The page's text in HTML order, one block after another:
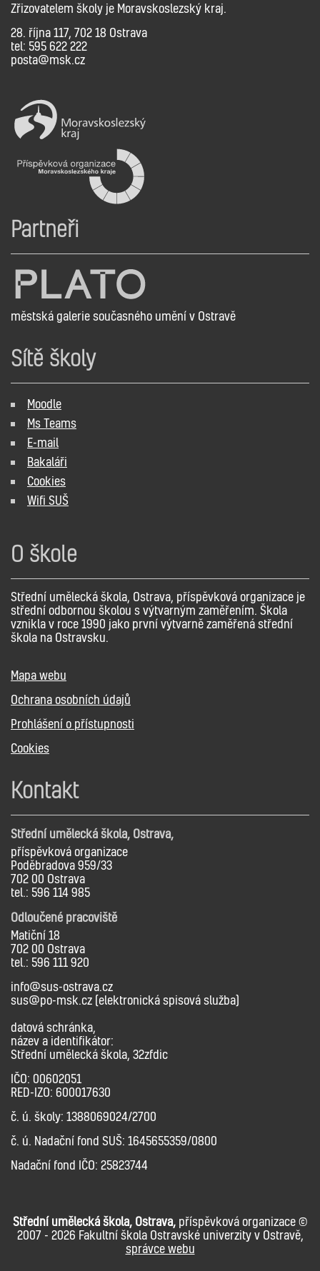
Zřizovatelem školy je Moravskoslezský kraj.
28. října 117, 702 18 Ostrava
tel: 595 622 222
posta@msk.cz
Partneři
městská galerie současného umění v Ostravě
Sítě školy
Moodle
Ms Teams
E-mail
Bakaláři
Cookies
Wifi SUŠ
O škole
Střední umělecká škola, Ostrava, příspěvková organizace je
střední odbornou školou s výtvarným zaměřením. Škola
vznikla v roce 1990 jako první výtvarně zaměřená střední
škola na Ostravsku.
Mapa webu
Ochrana osobních údajů
Prohlášení o přístupnosti
Cookies
Kontakt
Střední umělecká škola, Ostrava,
příspěvková organizace
Poděbradova 959/33
702 00 Ostrava
tel.: 596 114 985
Odloučené pracoviště
Matiční 18
702 00 Ostrava
tel.: 596 111 920
info@sus-ostrava.cz
sus@po-msk.cz (elektronická spisová služba)
datová schránka,
název a identifikátor:
Střední umělecká škola, 32zfdic
IČO: 00602051
RED-IZO: 600017630
č. ú. školy: 1388069024/2700
č. ú. Nadační fond SUŠ: 1645655359/0800
Nadační fond IČO: 25823744
Střední umělecká škola, Ostrava, příspěvková organizace ©
2007 - 2026 Fakultní škola Ostravské univerzity v Ostravě,
správce webu